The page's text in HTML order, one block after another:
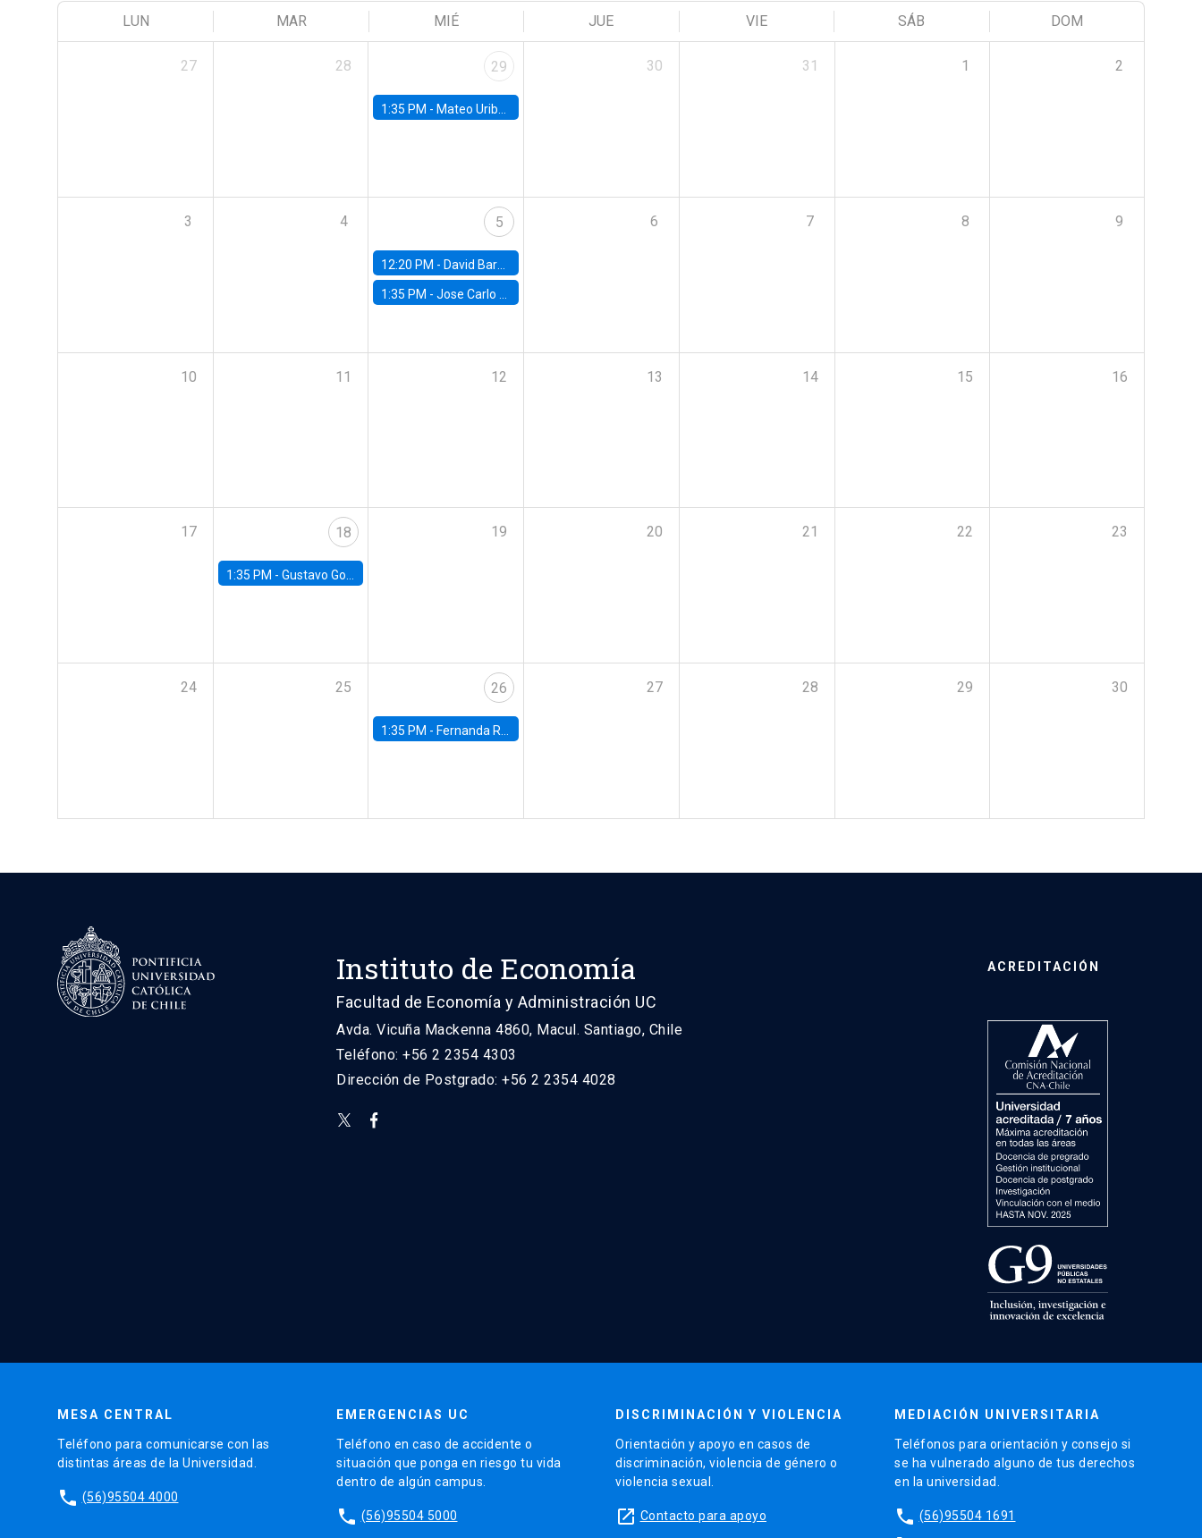
LUN MAR MIÉ JUE VIE SÁB DOM
27 28 29
1:35 PM - Mateo Uribe-Castro, Universidad de los Andes (Colombia)
30 31 1 2
3 4 5
12:20 PM - David Bardey, Universidad de los Andes - CEDE
1:35 PM -Jose Carlo Bermudez, UC (ME) & World Bank
6 7 8 9
10 11 12 13 14 15 16
17 18
1:35 PM - Gustavo González, Banco Central de Chile
19 20 21 22 23
24 25 26
1:35 PM - Fernanda Rojas Ampuero, University of Wisconsin-Madison
27 28 29 30
Instituto de Economía
Facultad de Economía y Administración UC
Avda. Vicuña Mackenna 4860, Macul. Santiago, Chile
Teléfono: +56 2 2354 4303
Dirección de Postgrado: +56 2 2354 4028
ACREDITACIÓN
MESA CENTRAL
Teléfono para comunicarse con las
distintas áreas de la Universidad.
phone (56)95504 4000
EMERGENCIAS UC
Teléfono en caso de accidente o
situación que ponga en riesgo tu vida
dentro de algún campus.
phone (56)95504 5000
DISCRIMINACIÓN Y VIOLENCIA
Orientación y apoyo en casos de
discriminación, violencia de género o
violencia sexual.
launch Contacto para apoyo
MEDIACIÓN UNIVERSITARIA
Teléfonos para orientación y consejo si
se ha vulnerado alguno de tus derechos
en la universidad.
phone (56)95504 1691